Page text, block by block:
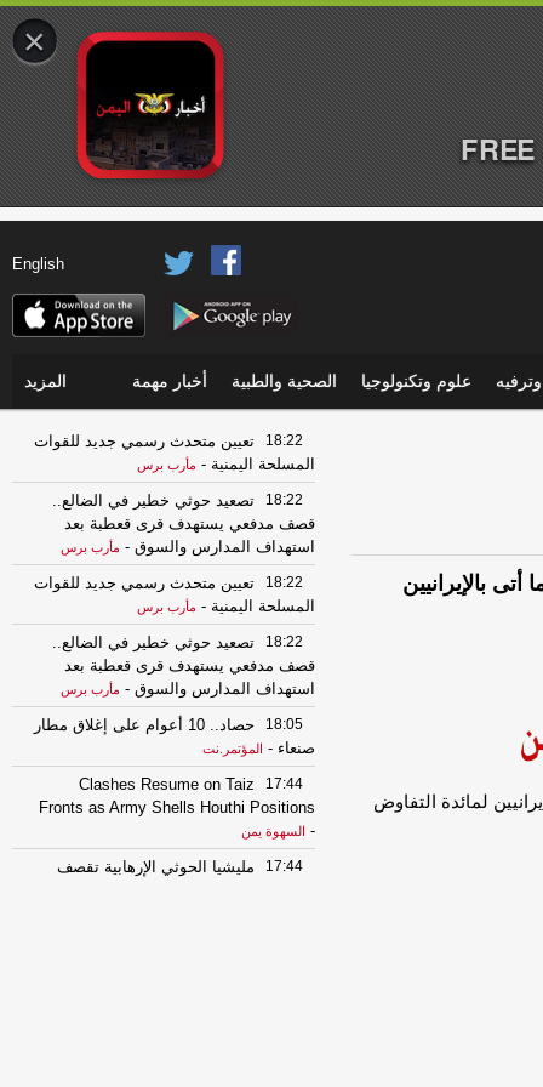
English
علوم وتكنولوجيا الصحية والطبية أخبار مهمة المزيد
بالإيرانيين
لمائدة التفاوض
18:22
تعيين متحدث رسمي جديد للقوات
المسلحة اليمنية - مأرب برس
18:22
تصعيد حوثي خطير في الضالع..
قصف مدفعي يستهدف قرى قعطبة بعد
استهداف المدارس والسوق - مأرب برس
18:22
تعيين متحدث رسمي جديد للقوات
المسلحة اليمنية - مأرب برس
18:22
تصعيد حوثي خطير في الضالع..
قصف مدفعي يستهدف قرى قعطبة بعد
استهداف المدارس والسوق - مأرب برس
18:05
حصاد.. 10 أعوام على إغلاق مطار
صنعاء - المؤتمر.نت
17:44
Clashes Resume on Taiz
Fronts as Army Shells Houthi Positions
-
السهوة يمن
17:44
مليشيا الحوثي الإرهابية تقصف
×